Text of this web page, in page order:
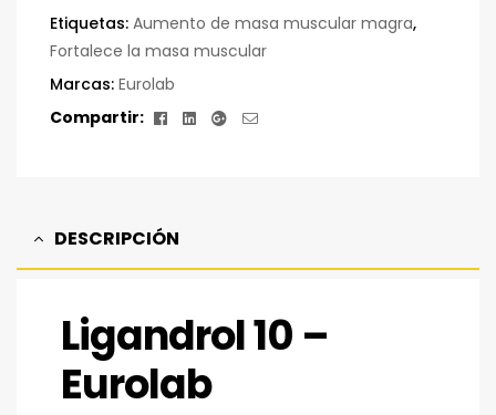
Etiquetas: Aumento de masa muscular magra,
Fortalece la masa muscular
Marcas: Eurolab
Compartir:
Facebook
LinkedinGoogle+
Correo
DESCRIPCIÓN
Ligandrol 10 –
Eurolab